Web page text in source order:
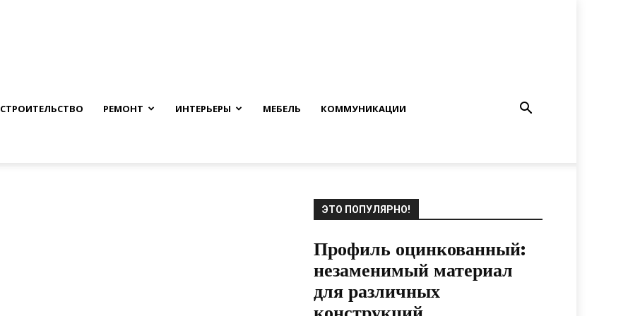
СТРОИТЕЛЬСТВО РЕМОНТ ИНТЕРЬЕРЫ МЕБЕЛЬ КОММУНИКАЦИИ
ЭТО ПОПУЛЯРНО!
Профиль оцинкованный:
незаменимый материал
для различных